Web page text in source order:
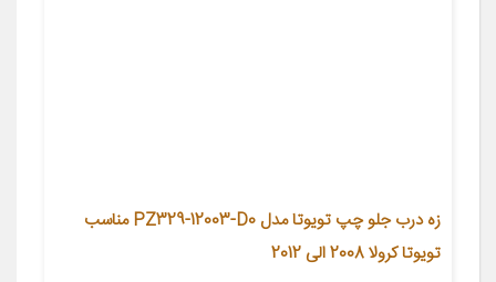
زه درب جلو چپ تویوتا مدل PZ329-12003-D0 مناسب
تویوتا کرولا 2008 الی 2012